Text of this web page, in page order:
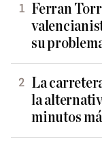
Ferran
su
La
la
minutos